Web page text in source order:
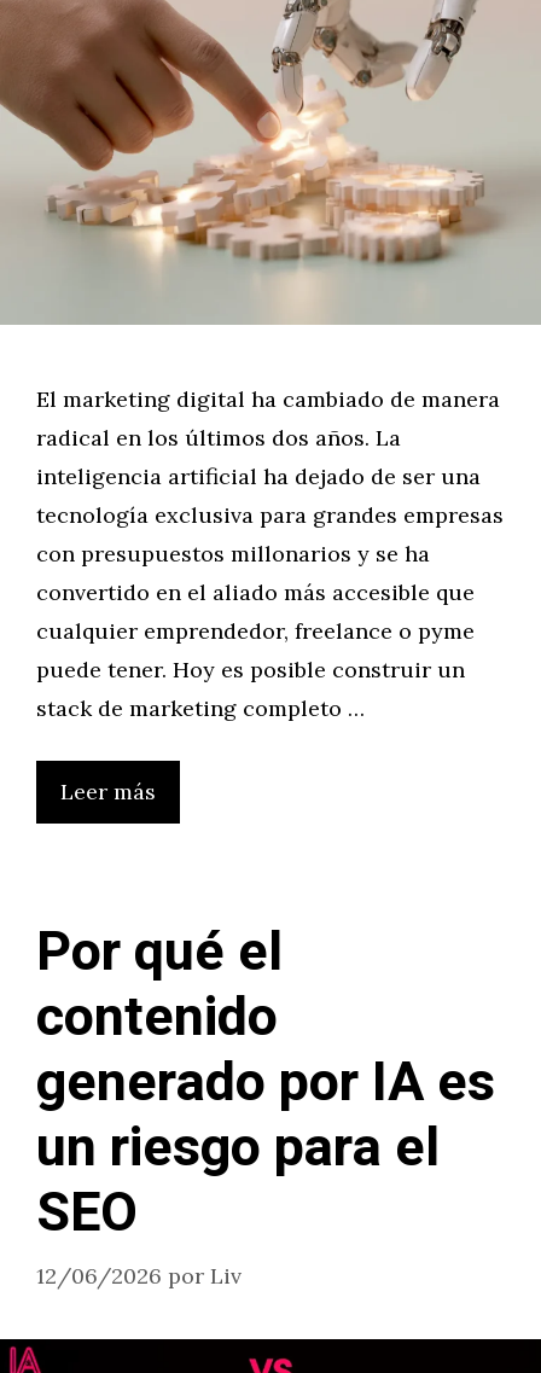
El marketing digital ha cambiado de manera
radical en los últimos dos años. La
inteligencia artificial ha dejado de ser una
tecnología exclusiva para grandes empresas
con presupuestos millonarios y se ha
convertido en el aliado más accesible que
cualquier emprendedor, freelance o pyme
puede tener. Hoy es posible construir un
stack de marketing completo …
Leer más
Por qué el
contenido
generado por IA es
un riesgo para el
SEO
12/06/2026 por Liv